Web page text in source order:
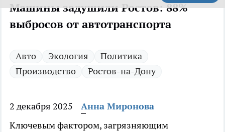
Машины задушили Ростов: 88%
выбросов от автотранспорта
Авто Экология
Политика
Производство
Ростов-на-Дону
2 декабря 2025
Анна Миронова
Ключевым фактором, загрязняющим